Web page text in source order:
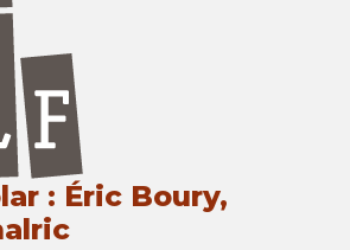
: Éric Boury,